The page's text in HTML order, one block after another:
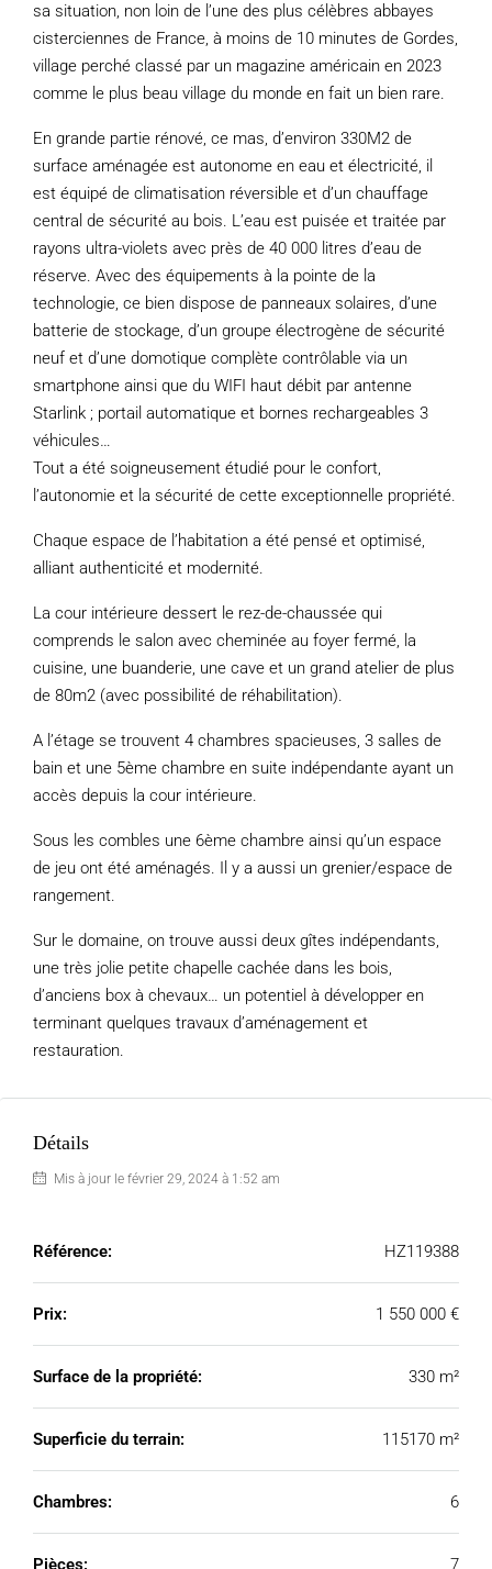
sa situation, non loin de l’une des plus célèbres abbayes
cisterciennes de France, à moins de 10 minutes de Gordes,
village perché classé par un magazine américain en 2023
comme le plus beau village du monde en fait un bien rare.
En grande partie rénové, ce mas, d’environ 330M2 de
surface aménagée est autonome en eau et électricité, il
est équipé de climatisation réversible et d’un chauffage
central de sécurité au bois. L’eau est puisée et traitée par
rayons ultra-violets avec près de 40 000 litres d’eau de
réserve. Avec des équipements à la pointe de la
technologie, ce bien dispose de panneaux solaires, d’une
batterie de stockage, d’un groupe électrogène de sécurité
neuf et d’une domotique complète contrôlable via un
smartphone ainsi que du WIFI haut débit par antenne
Starlink ; portail automatique et bornes rechargeables 3
véhicules…
Tout a été soigneusement étudié pour le confort,
l’autonomie et la sécurité de cette exceptionnelle propriété.
Chaque espace de l’habitation a été pensé et optimisé,
alliant authenticité et modernité.
La cour intérieure dessert le rez-de-chaussée qui
comprends le salon avec cheminée au foyer fermé, la
cuisine, une buanderie, une cave et un grand atelier de plus
de 80m2 (avec possibilité de réhabilitation).
A l’étage se trouvent 4 chambres spacieuses, 3 salles de
bain et une 5ème chambre en suite indépendante ayant un
accès depuis la cour intérieure.
Sous les combles une 6ème chambre ainsi qu’un espace
de jeu ont été aménagés. Il y a aussi un grenier/espace de
rangement.
Sur le domaine, on trouve aussi deux gîtes indépendants,
une très jolie petite chapelle cachée dans les bois,
d’anciens box à chevaux… un potentiel à développer en
terminant quelques travaux d’aménagement et
restauration.
Détails
Mis à jour le février 29, 2024 à 1:52 am
Référence: HZ119388
Prix: 1 550 000 €
Surface de la propriété: 330 m²
Superficie du terrain: 115170 m²
Chambres: 6
Pièces: 7